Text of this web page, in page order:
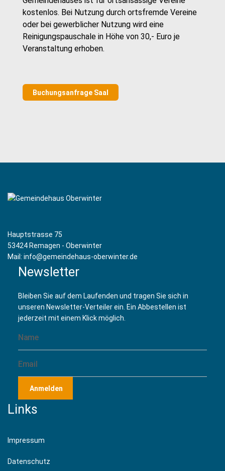
kostenlos. Bei Nutzung durch ortsfremde Vereine
oder bei gewerblicher Nutzung wird eine
Reinigungspauschale in Höhe von 30,- Euro je
Veranstaltung erhoben.
Buchungsanfrage Saal
Hauptstrasse 75
53424 Remagen - Oberwinter
Mail: info@gemeindehaus-oberwinter.de
Newsletter
Bleiben Sie auf dem Laufenden und tragen Sie sich in
unseren Newsletter-Verteiler ein. Ein Abbestellen ist
jederzeit mit einem Klick möglich.
Anmelden
Links
Impressum
Datenschutz